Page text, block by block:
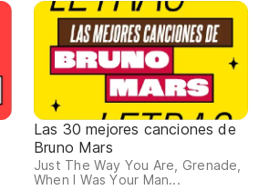
Las 30 mejores canciones de
Bruno Mars
Just The Way You Are, Grenade,
When I Was Your Man...